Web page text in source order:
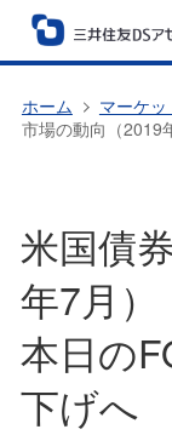
ホーム マーケッ
市場の動向（2019
米国債
年7月）
本日の
下げへ